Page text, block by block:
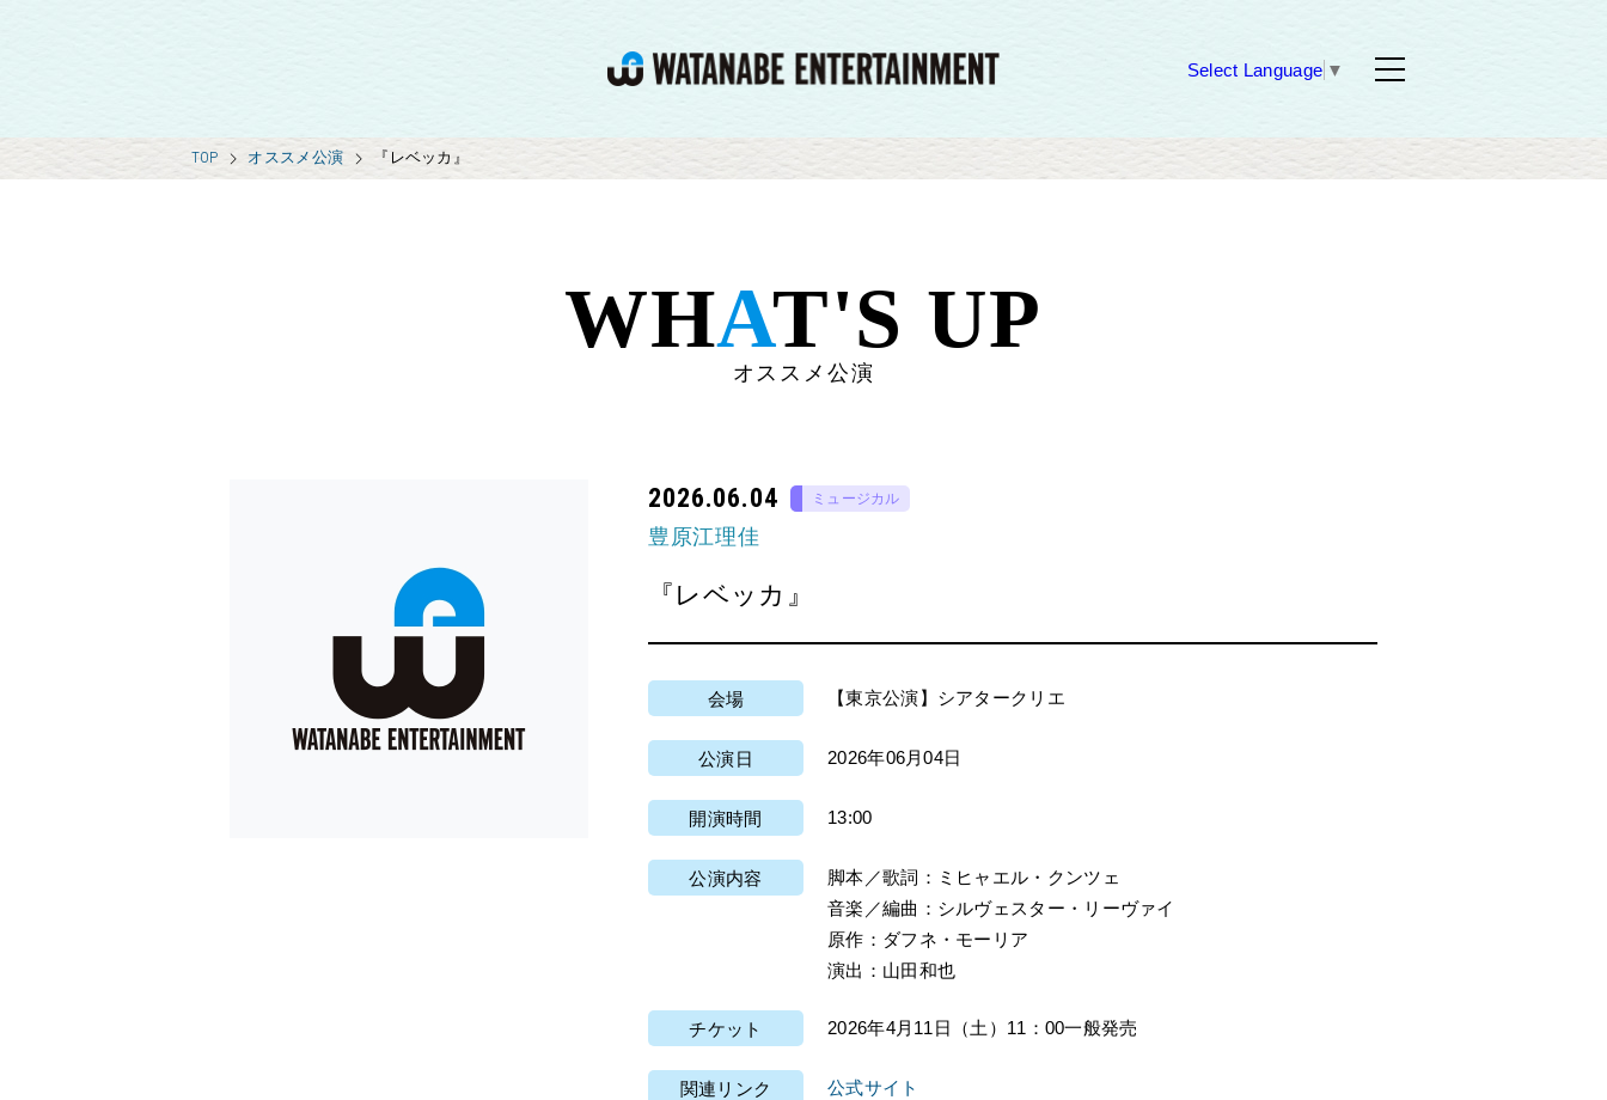
Select Language ▼
TOP オススメ公演 『レベッカ』
WHAT'S UP
オススメ公演
2026.06.04 ミュージカル
豊原江理佳
『レベッカ』
会場 【東京公演】シアタークリエ
公演日 2026年06月04日
開演時間 13:00
公演内容
脚本／歌詞：ミヒャエル・クンツェ
音楽／編曲：シルヴェスター・リーヴァイ
原作：ダフネ・モーリア
演出：山田和也
チケット 2026年4月11日（土）11：00一般発売
関連リンク 公式サイト